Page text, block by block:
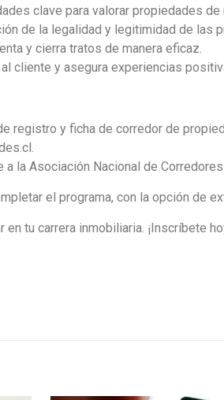
clave para valorar propiedades
de la legalidad y legitimidad de las
y cierra tratos de manera eficaz.
cliente y asegura experiencias
registro y ficha de corredor de
la Asociación Nacional de
el programa, con la opción de
tu carrera inmobiliaria. ¡Inscríbete